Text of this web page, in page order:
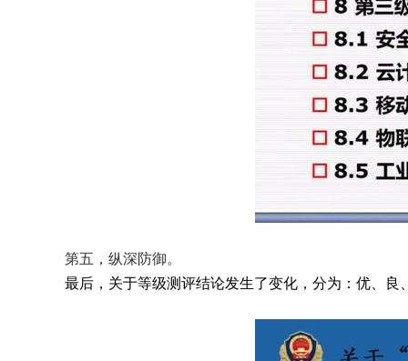
    第五，纵深防御。
最后，关于等级测评结论发生了变化，分为：优、